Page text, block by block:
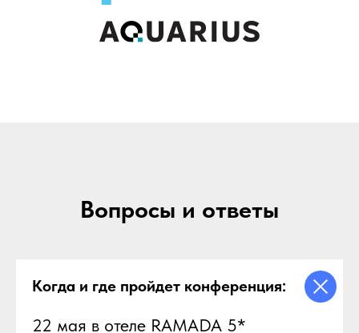
Вопросы и ответы
Когда и где пройдет конференция:
22 мая в отеле RAMADA 5*